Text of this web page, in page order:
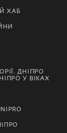
ХАБ
ДНІПРО
У ВІКАХ